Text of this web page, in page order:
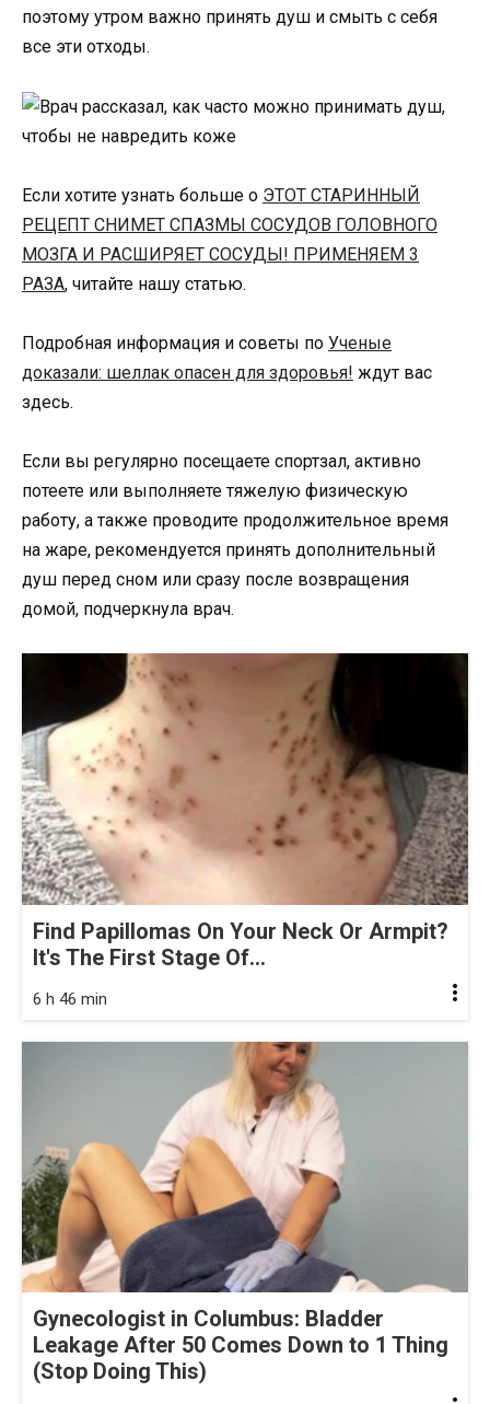
поэтому утром важно принять душ и смыть с себя
все эти отходы.
Если хотите узнать больше о ЭТОТ СТАРИННЫЙ
РЕЦЕПТ СНИМЕТ СПАЗМЫ СОСУДОВ ГОЛОВНОГО
МОЗГА И РАСШИРЯЕТ СОСУДЫ! ПРИМЕНЯЕМ 3
РАЗА, читайте нашу статью.
Подробная информация и советы по Ученые
доказали: шеллак опасен для здоровья! ждут вас
здесь.
Если вы регулярно посещаете спортзал, активно
потеете или выполняете тяжелую физическую
работу, а также проводите продолжительное время
на жаре, рекомендуется принять дополнительный
душ перед сном или сразу после возвращения
домой, подчеркнула врач.
Find Papillomas On Your Neck Or Armpit?
It's The First Stage Of...
6 h 46 min
Gynecologist in Columbus: Bladder
Leakage After 50 Comes Down to 1 Thing
(Stop Doing This)